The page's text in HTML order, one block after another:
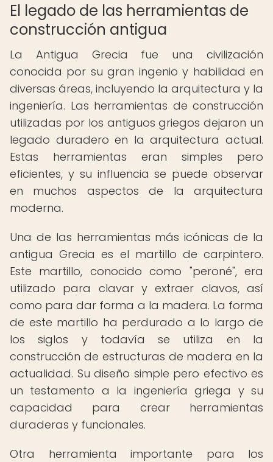
El legado de las herramientas de
construcción antigua
La Antigua Grecia fue una civilización
conocida por su gran ingenio y habilidad en
diversas áreas, incluyendo la arquitectura y la
ingeniería. Las herramientas de construcción
utilizadas por los antiguos griegos dejaron un
legado duradero en la arquitectura actual.
Estas herramientas eran simples pero
eficientes, y su influencia se puede observar
en muchos aspectos de la arquitectura
moderna.
Una de las herramientas más icónicas de la
antigua Grecia es el martillo de carpintero.
Este martillo, conocido como "peroné", era
utilizado para clavar y extraer clavos, así
como para dar forma a la madera. La forma
de este martillo ha perdurado a lo largo de
los siglos y todavía se utiliza en la
construcción de estructuras de madera en la
actualidad. Su diseño simple pero efectivo es
un testamento a la ingeniería griega y su
capacidad para crear herramientas
duraderas y funcionales.
Otra herramienta importante para los